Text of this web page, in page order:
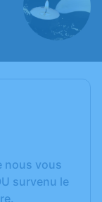
nous vous
survenu le